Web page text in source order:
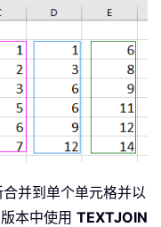
并到单个单元格并以
本中使用 TEXTJOIN